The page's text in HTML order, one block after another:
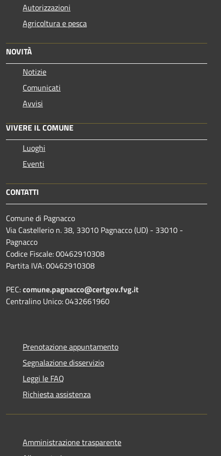
Autorizzazioni
Agricoltura e pesca
NOVITÀ
Notizie
Comunicati
Avvisi
VIVERE IL COMUNE
Luoghi
Eventi
CONTATTI
Comune di Pagnacco
Via Castellerio n. 38, 33010 Pagnacco (UD) - 33010 -
Pagnacco
Codice Fiscale: 00462910308
Partita IVA: 00462910308
PEC:comune.pagnacco@certgov.fvg.it
Centralino Unico: 0432661960
Prenotazione appuntamento
Segnalazione disservizio
Leggi le FAQ
Richiesta assistenza
Amministrazione trasparente